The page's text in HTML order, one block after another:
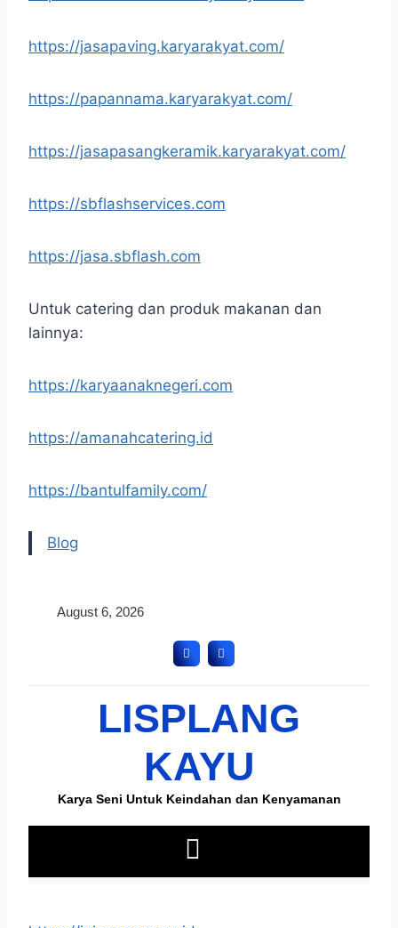
https://jasapaving.karyarakyat.com/
https://papannama.karyarakyat.com/
https://jasapasangkeramik.karyarakyat.com/
https://sbflashservices.com
https://jasa.sbflash.com
Untuk catering dan produk makanan dan
lainnya:
https://karyaanaknegeri.com
https://amanahcatering.id
https://bantulfamily.com/
Blog